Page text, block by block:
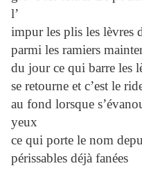
l’
impur les plis les lèvres
parmi les ramiers
du jour ce qui barre les
se retourne et c’est le
au fond lorsque
yeux
ce qui porte le nom
périssables déjà fanées